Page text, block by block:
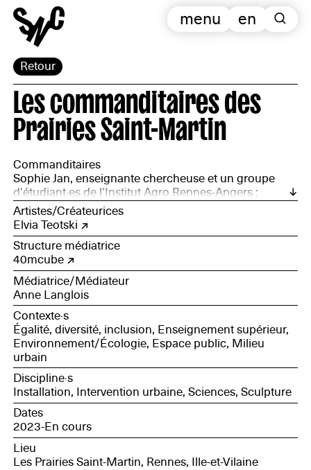
Retour
en
menu
Les commanditaires des
Prairies Saint-Martin
Commanditaires
Sophie Jan, enseignante chercheuse et un groupe
d'étudiant·es de l'Institut Agro Rennes-Angers ;
l'association GAEC, jardin collectif partagé des
prairies ; l'association L'Autre regard ; le jardin partagé
du Quartier Armorique
Artistes/Créateurices
Elvia Teotski
Structure médiatrice
40mcube
Médiatrice/Médiateur
Anne Langlois
Contexte·s
Égalité, diversité, inclusion, Enseignement supérieur,
Environnement/Écologie, Espace public, Milieu
urbain
Discipline·s
Installation, Intervention urbaine, Sciences, Sculpture
Dates
2023-En cours
Lieu
Les Prairies Saint-Martin, Rennes, Ille-et-Vilaine